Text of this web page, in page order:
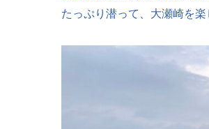
たっぷり潜って、大瀬崎を楽